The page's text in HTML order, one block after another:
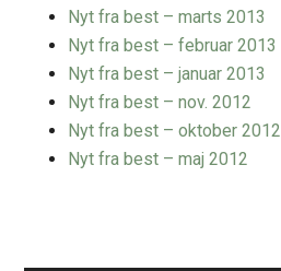
Nyt fra best – marts 2013
Nyt fra best – februar 2013
Nyt fra best – januar 2013
Nyt fra best – nov. 2012
Nyt fra best – oktober 2012
Nyt fra best – maj 2012